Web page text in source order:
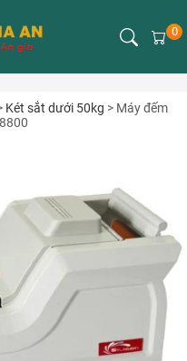
0
Két sắt dưới 50kg > Máy đếm